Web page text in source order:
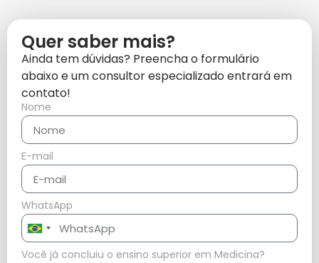
Quer saber mais?
Ainda tem dúvidas? Preencha o formulário
abaixo e um consultor especializado entrará em
contato!
Nome
E-mail
WhatsApp
Brazil
+55
Você já concluiu o ensino superior em Medicina?